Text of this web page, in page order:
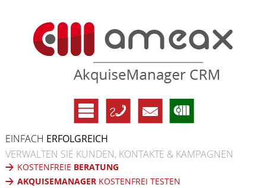
EINFACH ERFOLGREICH
VERWALTEN SIE KUNDEN, KONTAKTE & KAMPAGNEN
KOSTENFREIE BERATUNG
AKQUISEMANAGERKOSTENFREI TESTEN